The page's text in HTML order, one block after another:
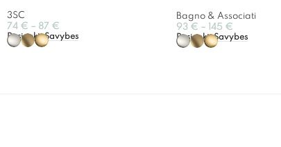
3SC
74 € – 87 €
Pasirinkti Savybes
Bagno & Associati
93 € – 145 €
Pasirinkti Savybes